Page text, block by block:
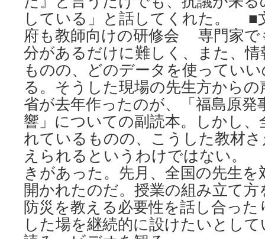
している」と話してくれた。 ■
府も教師向けの研修会 専門家で
分があるだけに難しく、また、
ものの、どのデータを使ってい
る。そうした現場の先生方から
省が去年作ったのが、「福島原発
響」についての副読本。しかし
れているものの、こうした教材
えられるというわけではない。
きがあった。先月、全国の先生
開かれたのだ。授業の組み立て
防災を教える必要性を話し合っ
した場を継続的に設けたいとし